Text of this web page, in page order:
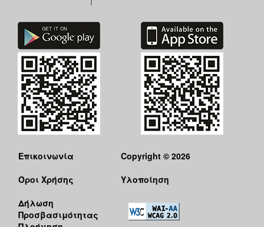
Επικοινωνία
Όροι Χρήσης
Δήλωση
Προσβασιμότητας
Copyright © 2026
Υλοποίηση